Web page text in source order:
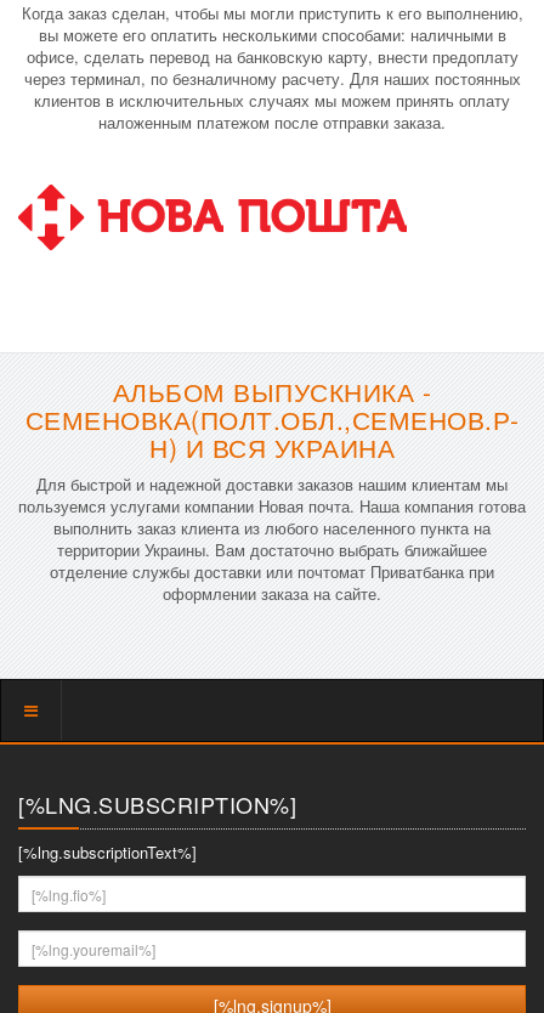
Когда заказ сделан, чтобы мы могли приступить к его выполнению,
вы можете его оплатить несколькими способами: наличными в
офисе, сделать перевод на банковскую карту, внести предоплату
через терминал, по безналичному расчету. Для наших постоянных
клиентов в исключительных случаях мы можем принять оплату
наложенным платежом после отправки заказа.
АЛЬБОМ ВЫПУСКНИКА -
СЕМЕНОВКА(ПОЛТ.ОБЛ.,СЕМЕНОВ.Р-
Н) И ВСЯ УКРАИНА
Для быстрой и надежной доставки заказов нашим клиентам мы
пользуемся услугами компании Новая почта. Наша компания готова
выполнить заказ клиента из любого населенного пункта на
территории Украины. Вам достаточно выбрать ближайшее
отделение службы доставки или почтомат Приватбанка при
оформлении заказа на сайте.
Показать
[%LNG.SUBSCRIPTION%]
[%lng.subscriptionText%]
[%lng.fio%]
[%lng.youremail%]